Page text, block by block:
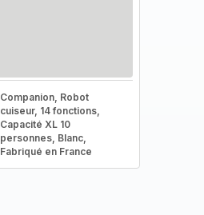
Companion, Robot
cuiseur, 14 fonctions,
Capacité XL 10
personnes, Blanc,
Fabriqué en France